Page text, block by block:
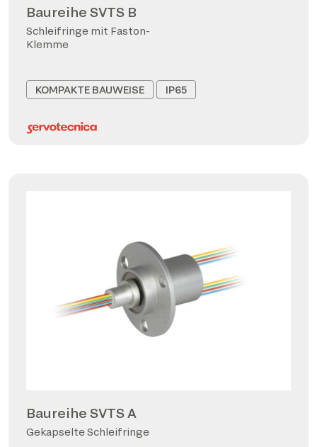
Baureihe SVTS B
Schleifringe mit Faston-
Klemme
KOMPAKTE BAUWEISE IP65
Baureihe SVTS A
Gekapselte Schleifringe